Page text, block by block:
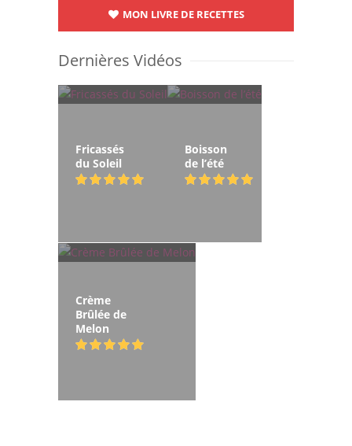
MON LIVRE DE RECETTES
Dernières Vidéos
Fricassés
du Soleil
Boisson
de l’été
Crème
Brûlée de
Melon